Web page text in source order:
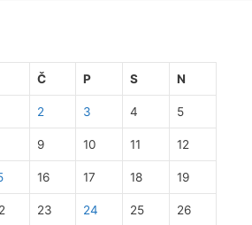
Č P S N
2 3 4 5
9 10 11 12
16 17 18 19
23 24 25 26